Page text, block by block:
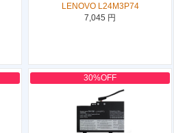
LENOVO L24M3P74
7,045 円
30%OFF